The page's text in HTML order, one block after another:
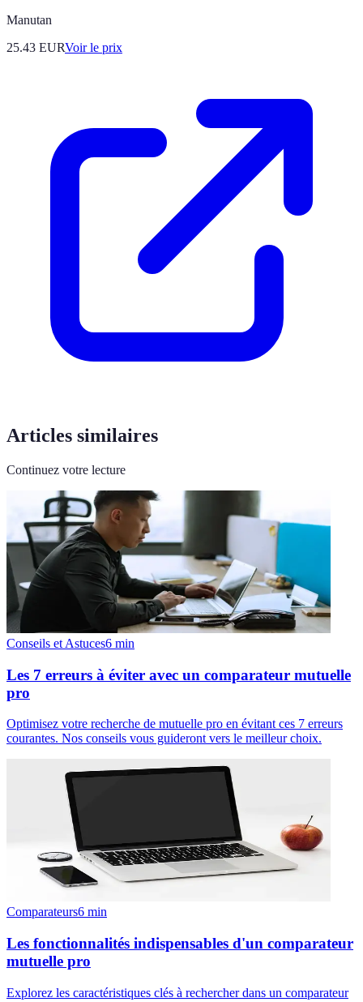
Manutan
25.43 EURVoir le prix
Articles similaires
Continuez votre lecture
Conseils et Astuces6 min
Les 7 erreurs à éviter avec un comparateur mutuelle
pro
Optimisez votre recherche de mutuelle pro en évitant ces 7 erreurs
courantes. Nos conseils vous guideront vers le meilleur choix.
Comparateurs6 min
Les fonctionnalités indispensables d'un comparateur
mutuelle pro
Explorez les caractéristiques clés à rechercher dans un comparateur